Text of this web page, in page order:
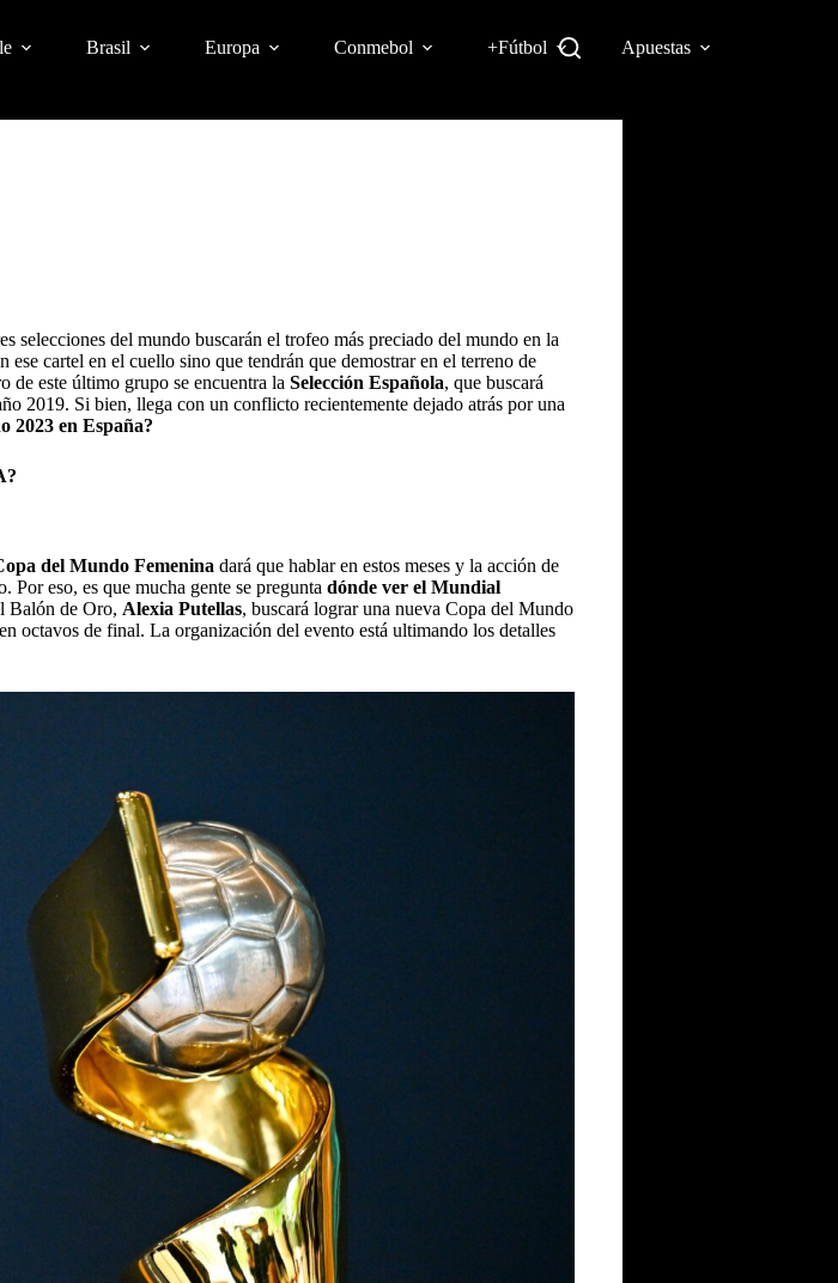
Brasil Europa Conmebol +Fútbol Apuestas
selecciones del mundo buscarán el trofeo más preciado del mundo en la
cartel en el cuello sino que tendrán que demostrar en el terreno de
de este último grupo se encuentra la Selección Española, que buscará
2019. Si bien, llega con un conflicto recientemente dejado atrás por una
2023 en España?
del Mundo Femenina dará que hablar en estos meses y la acción de
eso, es que mucha gente se pregunta dónde ver el Mundial
Balón de Oro, Alexia Putellas, buscará lograr una nueva Copa del Mundo
octavos de final. La organización del evento está ultimando los detalles